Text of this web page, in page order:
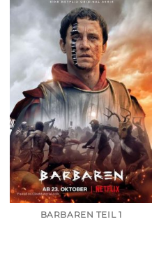
BARBAREN TEIL 1